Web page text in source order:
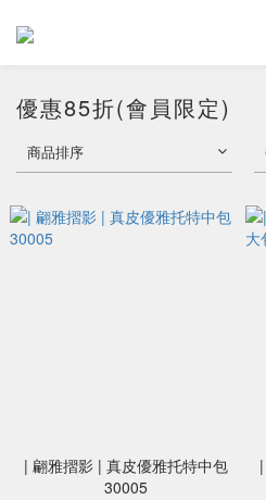
優惠85折(會員限定)
商品排序
| 翩雅摺影 | 真皮優雅托特中包
30005